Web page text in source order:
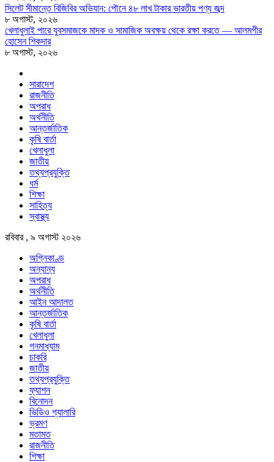
সিলেট সীমান্তে বিজিবির অভিযান: পৌনে ৪৮ লাখ টাকার ভারতীয় পণ্য জব্দ
৮ অগাস্ট, ২০২৬
খেলাধুলাই পারে যুবসমাজকে মাদক ও সামাজিক অবক্ষয় থেকে রক্ষা করতে — আলমগীর
হোসেন শিকদার
৮ অগাস্ট, ২০২৬
সারাদেশ
রাজনীতি
অপরাধ
অর্থনীতি
আন্তর্জাতিক
কৃষি বার্তা
খেলাধুলা
জাতীয়
তথ্যপ্রযুক্তি
ধর্ম
শিক্ষা
সাহিত্য
স্বাস্থ্য
রবিবার , ৯ অগাস্ট ২০২৬
অগ্নিকাণ্ড
অন্যান্য
অপরাধ
অর্থনীতি
আইন আদালত
আন্তর্জাতিক
কৃষি বার্তা
খেলাধুলা
গনমাধ্যাম
চাকরি
জাতীয়
তথ্যপ্রযুক্তি
ফ্যাশন
বিনোদন
ভিডিও গ্যালারি
ভ্রমণ
মতামত
রাজনীতি
শিক্ষা